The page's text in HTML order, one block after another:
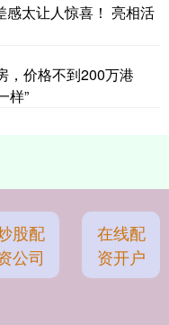
太让人惊喜！ 亮相活
，价格不到200万港
样”
股配
公司
在线配
资开户